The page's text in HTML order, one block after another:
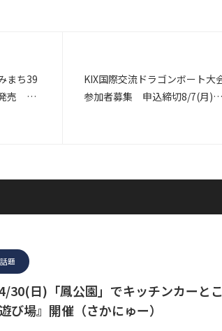
まち39
売 南
KIX国際交流ドラゴンボート大
参加者募集 申込締切8/7(月)ま
題
4/30(日)「鳳公園」でキッチンカーと
び場』開催（さかにゅー）